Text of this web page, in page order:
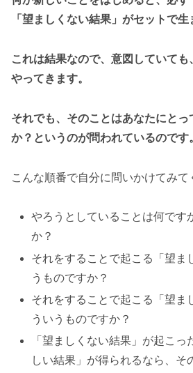
「望ましくない結果」がセットで生
これは結果なので、意図していても
やってきます。
それでも、そのことはあなたにと
か？というのが問われているのです
こんな順番で自分に問いかけてみて
やろうとしていることは何です
か？
それをすることで起こる「望ま
うものですか？
それをすることで起こる「望ま
ういうものですか？
「望ましくない結果」が起こっ
しい結果」が得られるなら、そ